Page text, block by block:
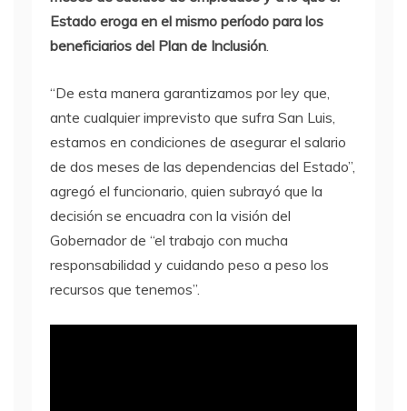
Estado eroga en el mismo período para los
beneficiarios del Plan de Inclusión.
“De esta manera garantizamos por ley que,
ante cualquier imprevisto que sufra San Luis,
estamos en condiciones de asegurar el salario
de dos meses de las dependencias del Estado”,
agregó el funcionario, quien subrayó que la
decisión se encuadra con la visión del
Gobernador de “el trabajo con mucha
responsabilidad y cuidando peso a peso los
recursos que tenemos”.